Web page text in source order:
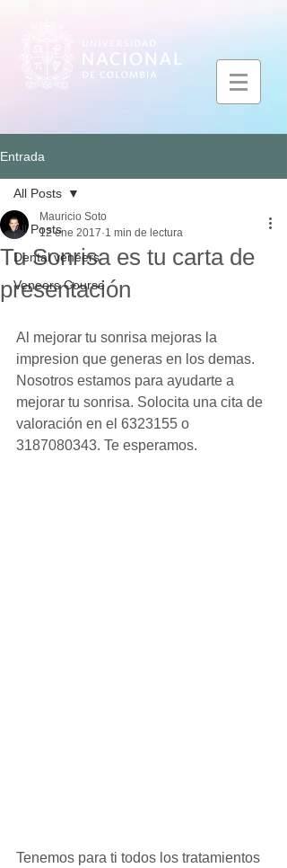
Entrada
All Posts
Dental veneers
Veneers Course
All Posts
Tu Sonrisa es tu carta de
presentación
Mauricio Soto
12 ene 2017 1 min de lectura
Al mejorar tu sonrisa mejoras la
impresion que generas en los demas.
Nosotros estamos para ayudarte a
mejorar tu sonrisa. Solocita una cita de
valoración en el 6323155 o
3187080343. Te esperamos.
Tenemos para ti todos los tratamientos